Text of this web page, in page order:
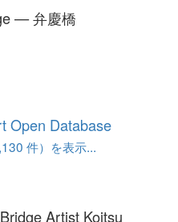
— 弁慶橋
Open Database
件）を表示...
Artist Koitsu